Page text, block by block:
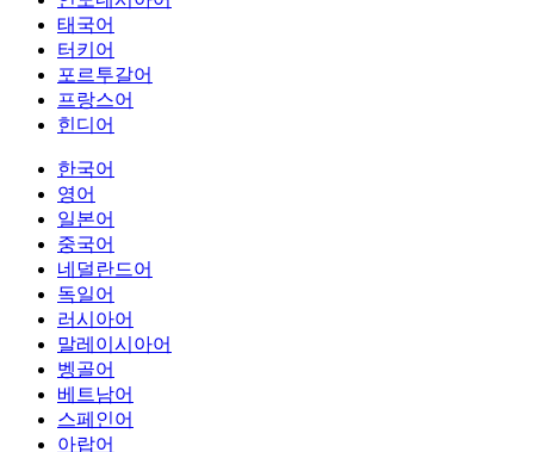
태국어
터키어
포르투갈어
프랑스어
힌디어
한국어
영어
일본어
중국어
네덜란드어
독일어
러시아어
말레이시아어
벵골어
베트남어
스페인어
아랍어